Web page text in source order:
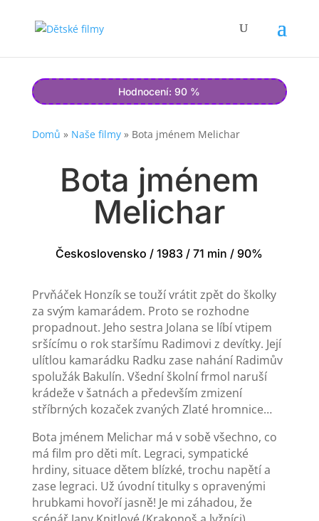
Hodnocení: 90 %
Domů » Naše filmy» Bota jménem Melichar
Bota jménem
Melichar
Československo / 1983 / 71 min / 90%
Prvňáček Honzík se touží vrátit zpět do školky
za svým kamarádem. Proto se rozhodne
propadnout. Jeho sestra Jolana se líbí vtipem
sršícímu o rok staršímu Radimovi z devítky. Její
ulítlou kamarádku Radku zase nahání Radimův
spolužák Bakulín. Všední školní frmol naruší
krádeže v šatnách a především zmizení
stříbrných kozaček zvaných Zlaté hromnice…
Bota jménem Melichar má v sobě všechno, co
má film pro děti mít. Legraci, sympatické
hrdiny, situace dětem blízké, trochu napětí a
zase legraci. Už úvodní titulky s opravenými
hrubkami hovoří jasně! Je mi záhadou, že